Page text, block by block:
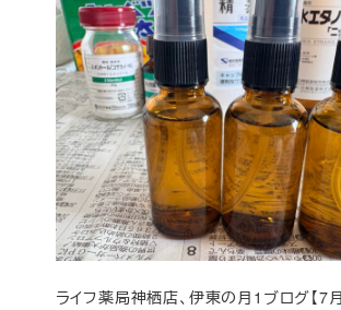
ライフ薬局神栖店、伊東の月1ブログ【7